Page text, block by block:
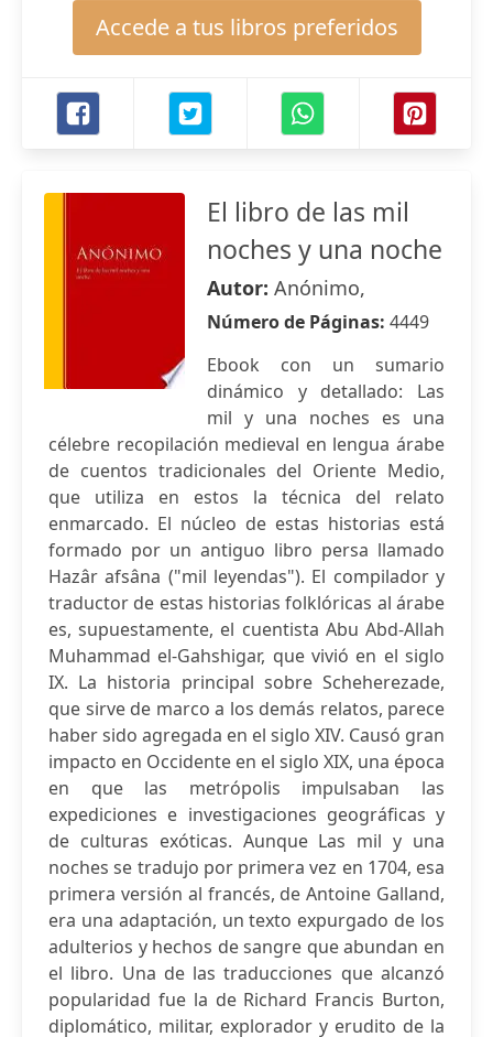
Accede a tus libros preferidos
El libro de las mil
noches y una noche
Autor: Anónimo,
Número de Páginas: 4449
Ebook con un sumario
dinámico y detallado: Las
mil y una noches es una
célebre recopilación medieval en lengua árabe
de cuentos tradicionales del Oriente Medio,
que utiliza en estos la técnica del relato
enmarcado. El núcleo de estas historias está
formado por un antiguo libro persa llamado
Hazâr afsâna ("mil leyendas"). El compilador y
traductor de estas historias folklóricas al árabe
es, supuestamente, el cuentista Abu Abd-Allah
Muhammad el-Gahshigar, que vivió en el siglo
IX. La historia principal sobre Scheherezade,
que sirve de marco a los demás relatos, parece
haber sido agregada en el siglo XIV. Causó gran
impacto en Occidente en el siglo XIX, una época
en que las metrópolis impulsaban las
expediciones e investigaciones geográficas y
de culturas exóticas. Aunque Las mil y una
noches se tradujo por primera vez en 1704, esa
primera versión al francés, de Antoine Galland,
era una adaptación, un texto expurgado de los
adulterios y hechos de sangre que abundan en
el libro. Una de las traducciones que alcanzó
popularidad fue la de Richard Francis Burton,
diplomático, militar, explorador y erudito de la